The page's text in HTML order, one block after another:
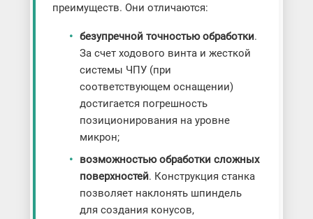
преимуществ. Они отличаются:
безупречной точностью обработки.
За счет ходового винта и жесткой
системы ЧПУ (при
соответствующем оснащении)
достигается погрешность
позиционирования на уровне
микрон;
возможностью обработки сложных
поверхностей. Конструкция станка
позволяет наклонять шпиндель
для создания конусов,